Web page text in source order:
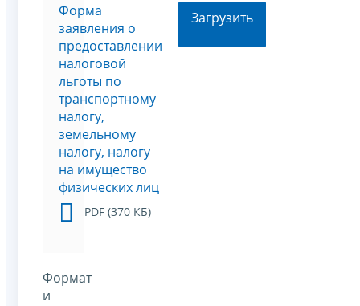
Форма
заявления о
предоставлении
налоговой
льготы по
транспортному
налогу,
земельному
налогу, налогу
на имущество
физических лиц
PDF (370 КБ)
Загрузить
Формат
и